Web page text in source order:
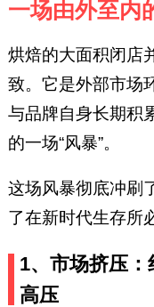
一场由外至内
烘焙的大面积闭店
致。它是外部市场
与品牌自身长期积
的一场“风暴”。
这场风暴彻底冲刷
了在新时代生存所
1、市场挤压
高压